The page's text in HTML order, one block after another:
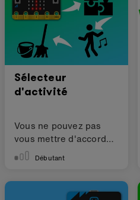
Sélecteur
d'activité
Vous ne pouvez pas
vous mettre d'accord
sur ce qu'il faut faire?
Laissez votre micro:bit
Débutant